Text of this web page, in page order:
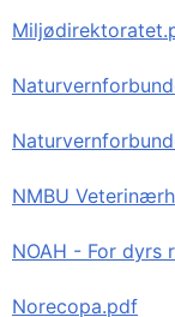
NMBU
NOAH - For dyrs
Norecopa.pdf